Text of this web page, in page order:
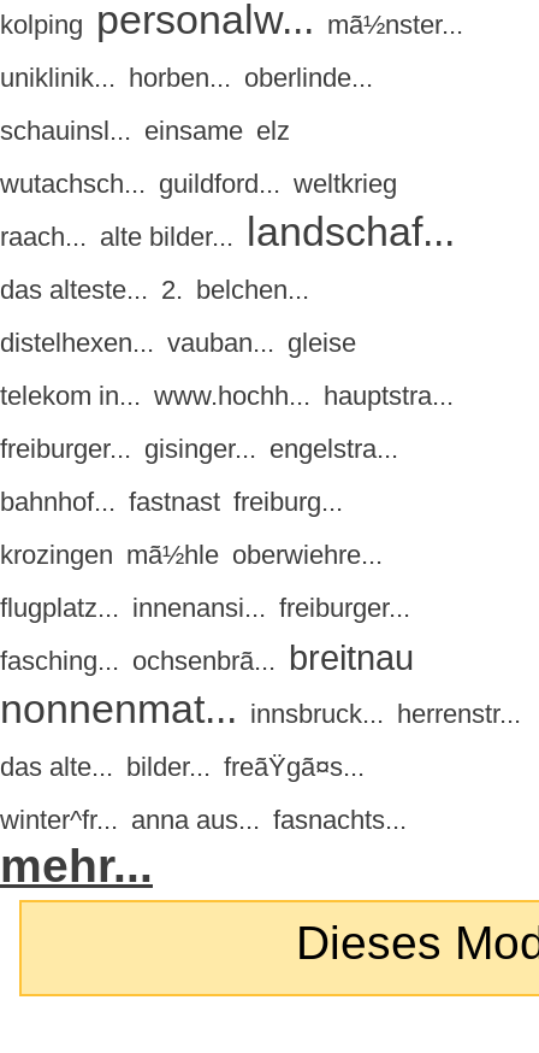
kolping personalw... mã½nster...
uniklinik... horben... oberlinde...
schauinsl... einsame elz
wutachsch... guildford... weltkrieg
raach... alte bilder... landschaf...
das alteste... 2. belchen...
distelhexen... vauban... gleise
telekom in... www.hochh... hauptstra...
freiburger... gisinger... engelstra...
bahnhof... fastnast freiburg...
krozingen mã½hle oberwiehre...
flugplatz... innenansi... freiburger...
fasching... ochsenbrã... breitnau
nonnenmat... innsbruck... herrenstr...
das alte... bilder... freãŸgã¤s...
winter^fr... anna aus... fasnachts...
mehr...
Dieses